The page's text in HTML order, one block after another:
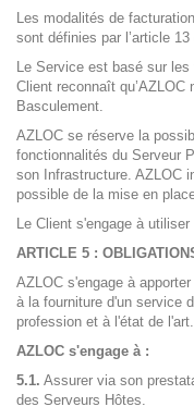
Les modalités de
sont définies par l’article
Le Service est basé sur
Client reconnaît qu’AZLOC
Basculement.
AZLOC se réserve la
fonctionnalités du Serveur
son Infrastructure. AZLOC
possible de la mise en
Le Client s'engage à
ARTICLE 5 :
AZLOC s'engage à
à la fourniture d'un service
profession et à l'état de l'art.
AZLOC s'engage à :
5.1. Assurer via son
des Serveurs Hôtes.